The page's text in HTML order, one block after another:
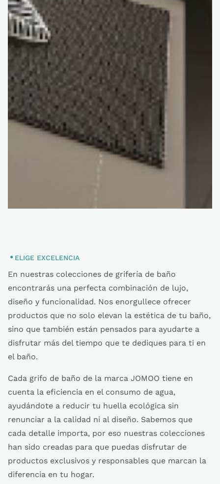
ELIGE EXCELENCIA
En nuestras colecciones de grifería de baño
encontrarás una perfecta combinación de lujo,
diseño y funcionalidad. Nos enorgullece ofrecer
productos que no solo elevan la estética de tu baño,
sino que también están pensados para ayudarte a
disfrutar más del tiempo que te dediques para ti en
el baño.
Cada grifo de baño de la marca JOMOO tiene en
cuenta la eficiencia en el consumo de agua,
ayudándote a reducir tu huella ecológica sin
renunciar a la calidad ni al diseño. Sabemos que
cada detalle importa, por eso nuestras colecciones
han sido creadas para que puedas disfrutar de
productos exclusivos y responsables que marcan la
diferencia en tu hogar.